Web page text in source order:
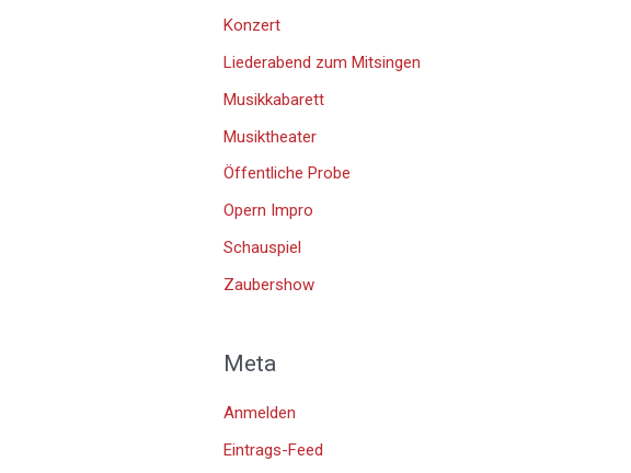
Konzert
Liederabend zum Mitsingen
Musikkabarett
Musiktheater
Öffentliche Probe
Opern Impro
Schauspiel
Zaubershow
Meta
Anmelden
Eintrags-Feed